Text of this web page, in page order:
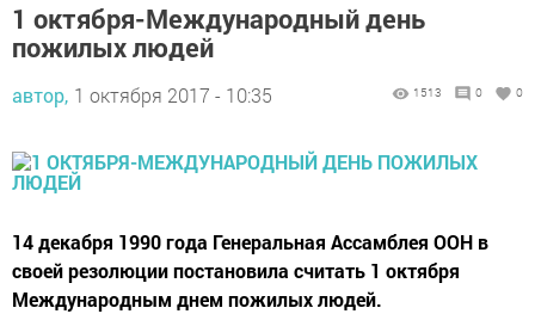
1 октября-Международный день
пожилых людей
автор, 1 октября 2017 - 10:35 1513 0 0
14 декабря 1990 года Генеральная Ассамблея ООН в
своей резолюции постановила считать 1 октября
Международным днем пожилых людей.